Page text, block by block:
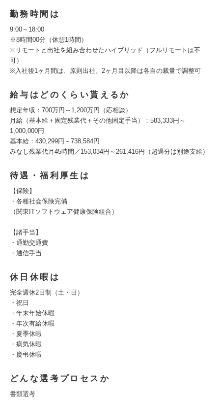
勤務時間は
9:00～18:00
※8時間00分（休憩1時間）
※リモートと出社を組み合わせたハイブリッド（フルリモートは不
可）
※入社後1ヶ月間は、原則出社。2ヶ月目以降は各自の裁量で調整可
給与はどのくらい貰えるか
想定年収：700万円～1,200万円（応相談）
月給（基本給＋固定残業代＋その他固定手当）：583,333円～
1,000,000円
基本給：430,299円～738,584円
みなし残業代月45時間／153,034円～261,416円（超過分は別途支給）
待遇・福利厚生は
【保険】
・各種社会保険完備
（関東ITソフトウェア健康保険組合）
【諸手当】
・通勤交通費
・通信手当
休日休暇は
完全週休2日制（土・日）
・祝日
・年末年始休暇
・年次有給休暇
・夏季休暇
・病気休暇
・慶弔休暇
どんな選考プロセスか
書類選考